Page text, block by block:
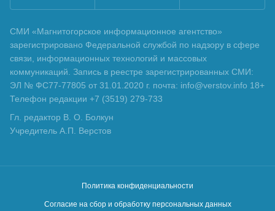
СМИ «Магнитогорское информационное агентство»
зарегистрировано Федеральной службой по надзору в сфере
связи, информационных технологий и массовых
коммуникаций. Запись в реестре зарегистрированных СМИ:
ЭЛ № ФС77-77805 от 31.01.2020 г. почта: info@verstov.info 18+
Телефон редакции +7 (3519) 279-733
Гл. редактор В. О. Болкун
Учредитель А.П. Верстов
Политика конфиденциальности
Согласие на сбор и обработку персональных данных